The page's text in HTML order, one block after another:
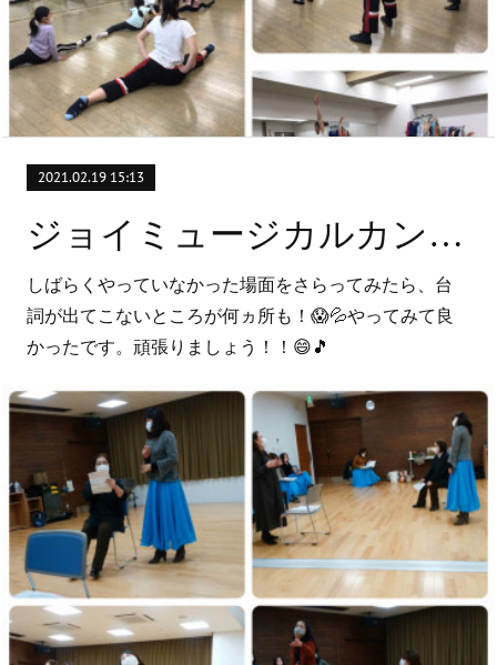
2021.02.19 15:13
ジョイミュージカルカンパニーの稽古🎵
しばらくやっていなかった場面をさらってみたら、台
詞が出てこないところが何ヵ所も！😱💦やってみて良
かったです。頑張りましょう！！😄🎵